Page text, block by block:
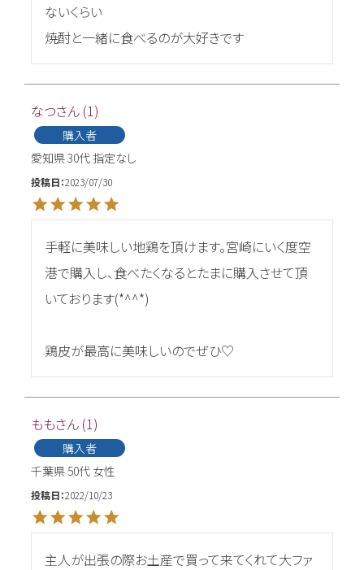
ないくらい
焼酎と一緒に食べるのが大好きです
なつ 1
購入者
愛知県30代 指定なし
投稿日 2023/07/30
手軽に美味しい地鶏を頂けます。宮崎にいく度空
港で購入し、食べたくなるとたまに購入させて頂
いております(*^^*)
鶏皮が最高に美味しいのでぜひ♡
もも 1
購入者
千葉県50代 女性
投稿日 2022/10/23
主人が出張の際お土産で買って来てくれて大ファ